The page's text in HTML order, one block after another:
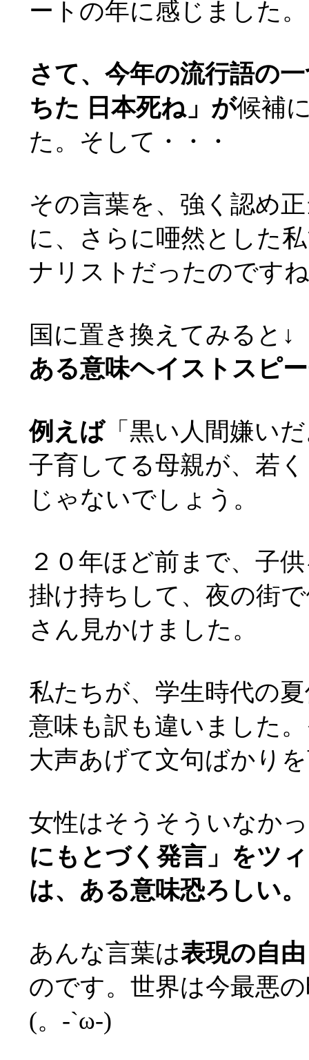
ートの年に感じました。
さて、今年の流行語の
ちた 日本死ね」が候補
た。そして・・・
その言葉を、強く認め
に、さらに唖然とした
ナリストだったのです
国に置き換えてみると↓
ある意味ヘイストスピ
例えば「黒い人間嫌い
子育してる母親が、若
じゃないでしょう。
２０年ほど前まで、子
掛け持ちして、夜の街
さん見かけました。
私たちが、学生時代の
意味も訳も違いました
大声あげて文句ばかり
女性はそうそういなか
にもとづく発言」をツ
は、ある意味恐ろしい。
あんな言葉は表現の自
のです。世界は今最悪
(。-`ω-)